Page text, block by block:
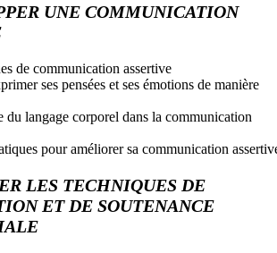
UNE COMMUNICATION
de communication assertive
ses pensées et ses émotions de manière
du langage corporel dans la communication
pour améliorer sa communication
LES TECHNIQUES DE
ET DE SOUTENANCE